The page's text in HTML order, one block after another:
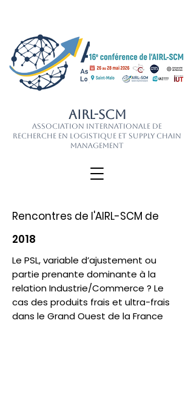
AIRL-SCM
Association Internationale de
Recherche en Logistique et Supply Chain
Management
Rencontres de l'AIRL-SCM de
2018
Le PSL, variable d’ajustement ou
partie prenante dominante à la
relation Industrie/Commerce ? Le
cas des produits frais et ultra-frais
dans le Grand Ouest de la France